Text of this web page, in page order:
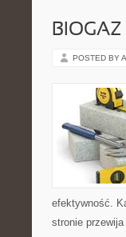
POSTED BY
efektywność.
stronie